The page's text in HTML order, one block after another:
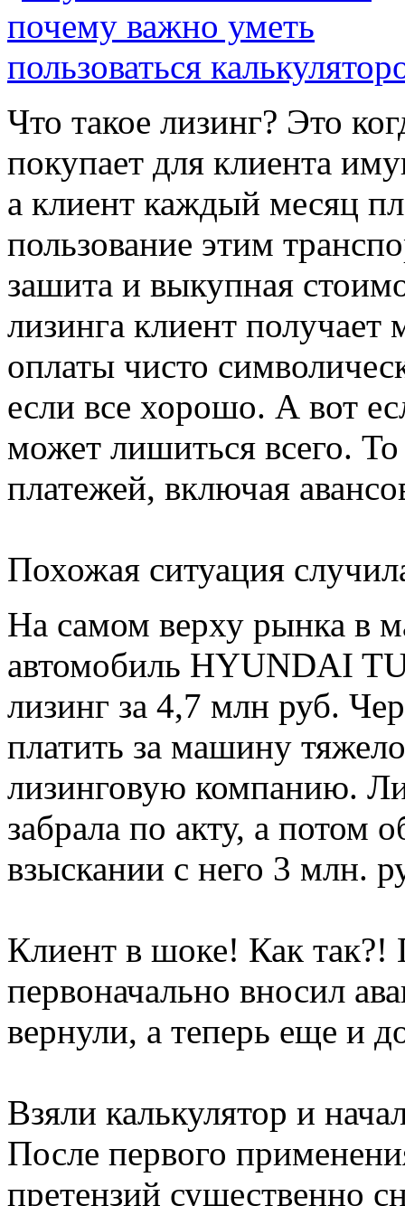
Что такое лизинг? Это
покупает для клиента
а клиент каждый месяц
пользование этим
зашита и выкупная
лизинга клиент
оплаты чисто
если все хорошо. А вот
может лишиться всего.
платежей, включая
Похожая ситуация
На самом верху рынка в
автомобиль HYUNDAI
лизинг за 4,7 млн руб.
платить за машину
лизинговую компанию.
забрала по акту, а потом
взыскании с него 3 млн.
Клиент в шоке! Как так?!
первоначально вносил
вернули, а теперь еще и
Взяли калькулятор и
После первого
претензий существенно